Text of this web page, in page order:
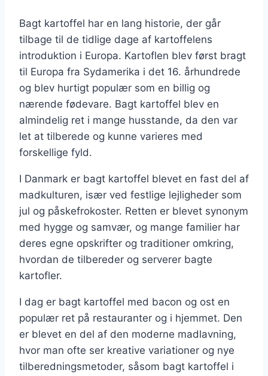
Bagt kartoffel har en lang historie, der går
tilbage til de tidlige dage af kartoffelens
introduktion i Europa. Kartoflen blev først bragt
til Europa fra Sydamerika i det 16. århundrede
og blev hurtigt populær som en billig og
nærende fødevare. Bagt kartoffel blev en
almindelig ret i mange husstande, da den var
let at tilberede og kunne varieres med
forskellige fyld.
I Danmark er bagt kartoffel blevet en fast del af
madkulturen, især ved festlige lejligheder som
jul og påskefrokoster. Retten er blevet synonym
med hygge og samvær, og mange familier har
deres egne opskrifter og traditioner omkring,
hvordan de tilbereder og serverer bagte
kartofler.
I dag er bagt kartoffel med bacon og ost en
populær ret på restauranter og i hjemmet. Den
er blevet en del af den moderne madlavning,
hvor man ofte ser kreative variationer og nye
tilberedningsmetoder, såsom bagt kartoffel i